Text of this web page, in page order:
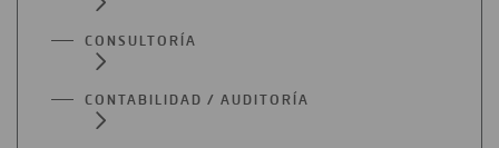
CONSULTORÍA
CONTABILIDAD / AUDITORÍA